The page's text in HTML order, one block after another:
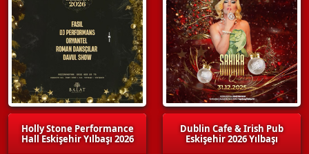
Holly Stone Performance
Hall Eskişehir Yılbaşı 2026
Dublin Cafe & Irish Pub
Eskişehir 2026 Yılbaşı